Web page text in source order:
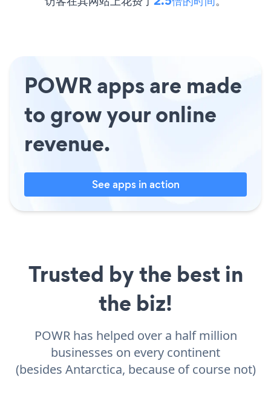
POWR apps are made
to grow your online
revenue.
See apps in action
Trusted by the best in
the biz!
POWR has helped over a half million
businesses on every continent
(besides Antarctica, because of course not)